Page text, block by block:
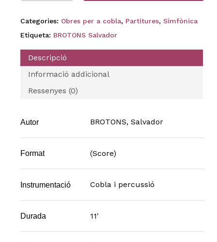
Categories: Obres per a cobla, Partitures, Simfònica
Etiqueta: BROTONS Salvador
Descripció
Informació addicional
Ressenyes (0)
Autor BROTONS, Salvador
Format (Score)
Instrumentació Cobla i percussió
Durada 11'